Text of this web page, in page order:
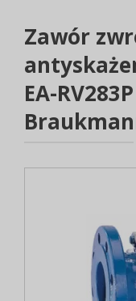
Zawór
EA-